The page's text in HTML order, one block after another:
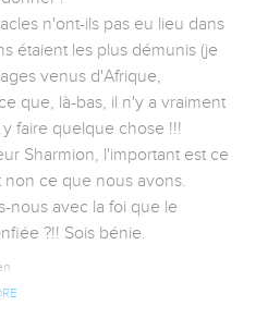
n'ont-ils pas eu lieu dans
étaient les plus démunis (je
venus d'Afrique,
que, là-bas, il n'y a vraiment
faire quelque chose !!!
Sharmion, l'important est ce
non ce que nous avons.
nous avec la foi que le
?!! Sois bénie.